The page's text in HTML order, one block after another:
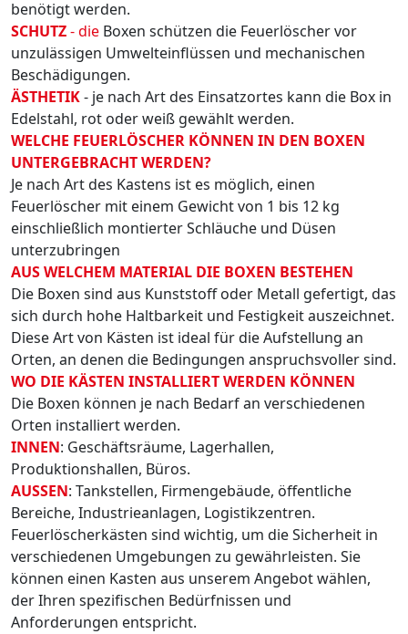
benötigt werden.
SCHUTZ- die Boxen schützen die Feuerlöscher vor
unzulässigen Umwelteinflüssen und mechanischen
Beschädigungen.
ÄSTHETIK- je nach Art des Einsatzortes kann die Box in
Edelstahl, rot oder weiß gewählt werden.
WELCHE FEUERLÖSCHER KÖNNEN IN DEN BOXEN
UNTERGEBRACHT WERDEN?
Je nach Art des Kastens ist es möglich, einen
Feuerlöscher mit einem Gewicht von 1 bis 12 kg
einschließlich montierter Schläuche und Düsen
unterzubringen
AUS WELCHEM MATERIAL DIE BOXEN BESTEHEN
Die Boxen sind aus Kunststoff oder Metall gefertigt, das
sich durch hohe Haltbarkeit und Festigkeit auszeichnet.
Diese Art von Kästen ist ideal für die Aufstellung an
Orten, an denen die Bedingungen anspruchsvoller sind.
WO DIE KÄSTEN INSTALLIERT WERDEN KÖNNEN
Die Boxen können je nach Bedarf an verschiedenen
Orten installiert werden.
INNEN: Geschäftsräume, Lagerhallen,
Produktionshallen, Büros.
AUSSEN: Tankstellen, Firmengebäude, öffentliche
Bereiche, Industrieanlagen, Logistikzentren.
Feuerlöscherkästen sind wichtig, um die Sicherheit in
verschiedenen Umgebungen zu gewährleisten. Sie
können einen Kasten aus unserem Angebot wählen,
der Ihren spezifischen Bedürfnissen und
Anforderungen entspricht.